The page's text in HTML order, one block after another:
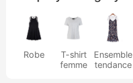
Robe
T-shirt
femme
Ensemble
tendance